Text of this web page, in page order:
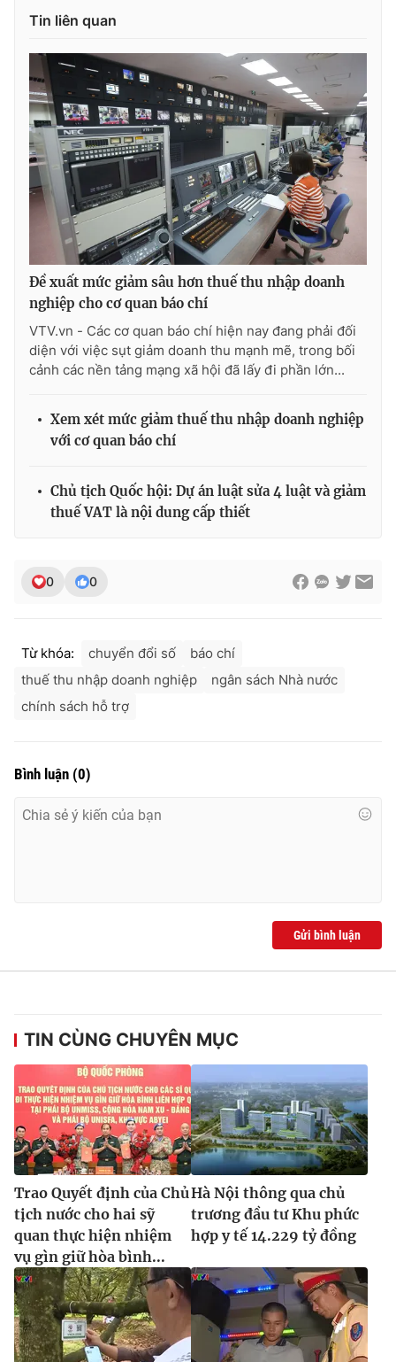
Tin liên quan
Đề xuất mức giảm sâu hơn thuế thu nhập doanh
nghiệp cho cơ quan báo chí
VTV.vn - Các cơ quan báo chí hiện nay đang phải đối
diện với việc sụt giảm doanh thu mạnh mẽ, trong bối
cảnh các nền tảng mạng xã hội đã lấy đi phần lớn...
Xem xét mức giảm thuế thu nhập doanh nghiệp
với cơ quan báo chí
Chủ tịch Quốc hội: Dự án luật sửa 4 luật và giảm
thuế VAT là nội dung cấp thiết
0 0
Từ khóa: chuyển đổi số
báo chí
thuế thu nhập doanh nghiệp
ngân sách Nhà nước
chính sách hỗ trợ
Bình luận (0)
Gửi bình luận
TIN CÙNG CHUYÊN MỤC
Trao Quyết định của Chủ
tịch nước cho hai sỹ
quan thực hiện nhiệm
vụ gìn giữ hòa bình...
Hà Nội thông qua chủ
trương đầu tư Khu phức
hợp y tế 14.229 tỷ đồng